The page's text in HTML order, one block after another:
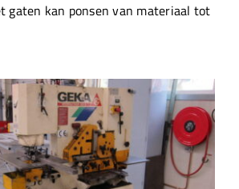
gaten kan ponsen van materiaal tot